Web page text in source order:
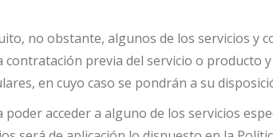
no obstante, algunos de los servicios y
previa del servicio o producto
en cuyo caso se pondrán a su
acceder a alguno de los servicios